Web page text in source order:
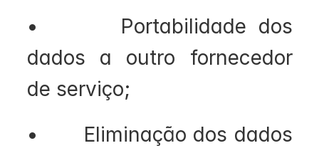
•       Portabilidade dos
dados a outro fornecedor
de serviço;
•       Eliminação dos dados